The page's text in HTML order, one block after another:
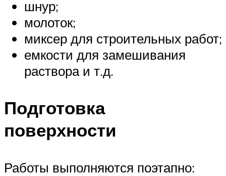
шнур;
молоток;
миксер для строительных работ;
емкости для замешивания
раствора и т.д.
Подготовка
поверхности
Работы выполняются поэтапно: